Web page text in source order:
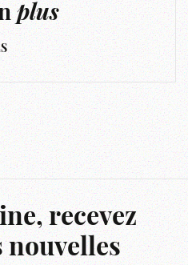
plus
recevez
nouvelles